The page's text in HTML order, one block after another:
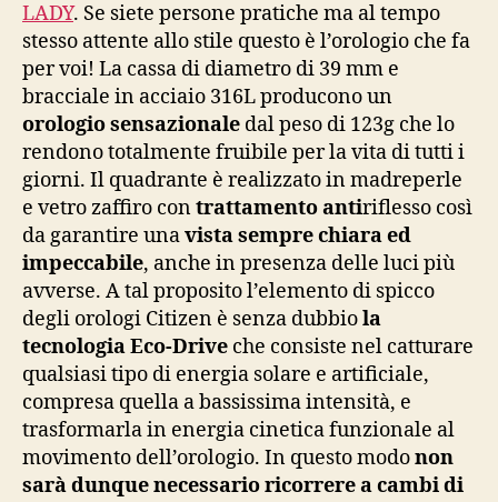
LADY. Se siete persone pratiche ma al tempo
stesso attente allo stile questo è l’orologio che fa
per voi! La cassa di diametro di 39 mm e
bracciale in acciaio 316L producono un
orologio sensazionale dal peso di 123g che lo
rendono totalmente fruibile per la vita di tutti i
giorni. Il quadrante è realizzato in madreperle
e vetro zaffiro contrattamento antiriflesso così
da garantire unavista sempre chiara ed
impeccabile, anche in presenza delle luci più
avverse. A tal proposito l’elemento di spicco
degli orologi Citizen è senza dubbiola
tecnologia Eco-Drive che consiste nel catturare
qualsiasi tipo di energia solare e artificiale,
compresa quella a bassissima intensità, e
trasformarla in energia cinetica funzionale al
movimento dell’orologio. In questo modonon
sarà dunque necessario ricorrere a cambi di